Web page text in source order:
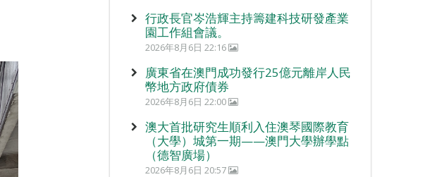
行政長官岑浩輝主持籌建科技研發產業
園工作組會議。
2026年8月6日 22:16
廣東省在澳門成功發行25億元離岸人民
幣地方政府債券
2026年8月6日 22:00
澳大首批研究生順利入住澳琴國際教育
（大學）城第一期——澳門大學辦學點
（德智廣場）
2026年8月6日 20:57